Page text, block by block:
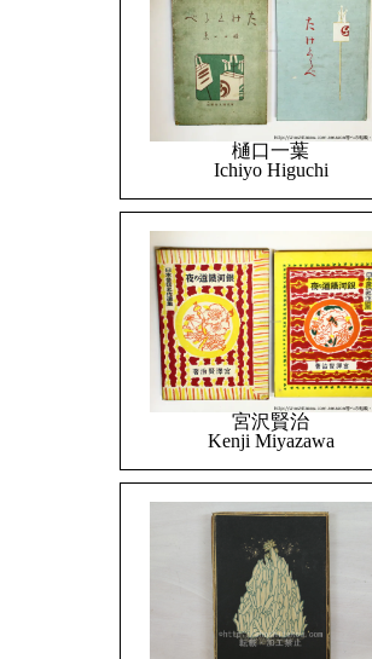
樋口一葉
Ichiyo Higuchi
宮沢賢治
Kenji Miyazawa